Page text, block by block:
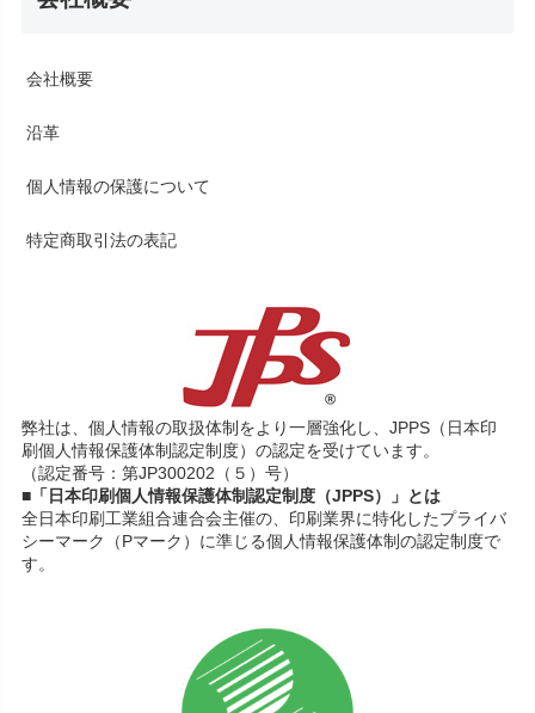
会社概要
沿革
個人情報の保護について
特定商取引法の表記
弊社は、個人情報の取扱体制をより一層強化し、JPPS（日本印
刷個人情報保護体制認定制度）の認定を受けています。
（認定番号：第JP300202（５）号）
■「日本印刷個人情報保護体制認定制度（JPPS）」とは
全日本印刷工業組合連合会主催の、印刷業界に特化したプライバ
シーマーク（Pマーク）に準じる個人情報保護体制の認定制度で
す。